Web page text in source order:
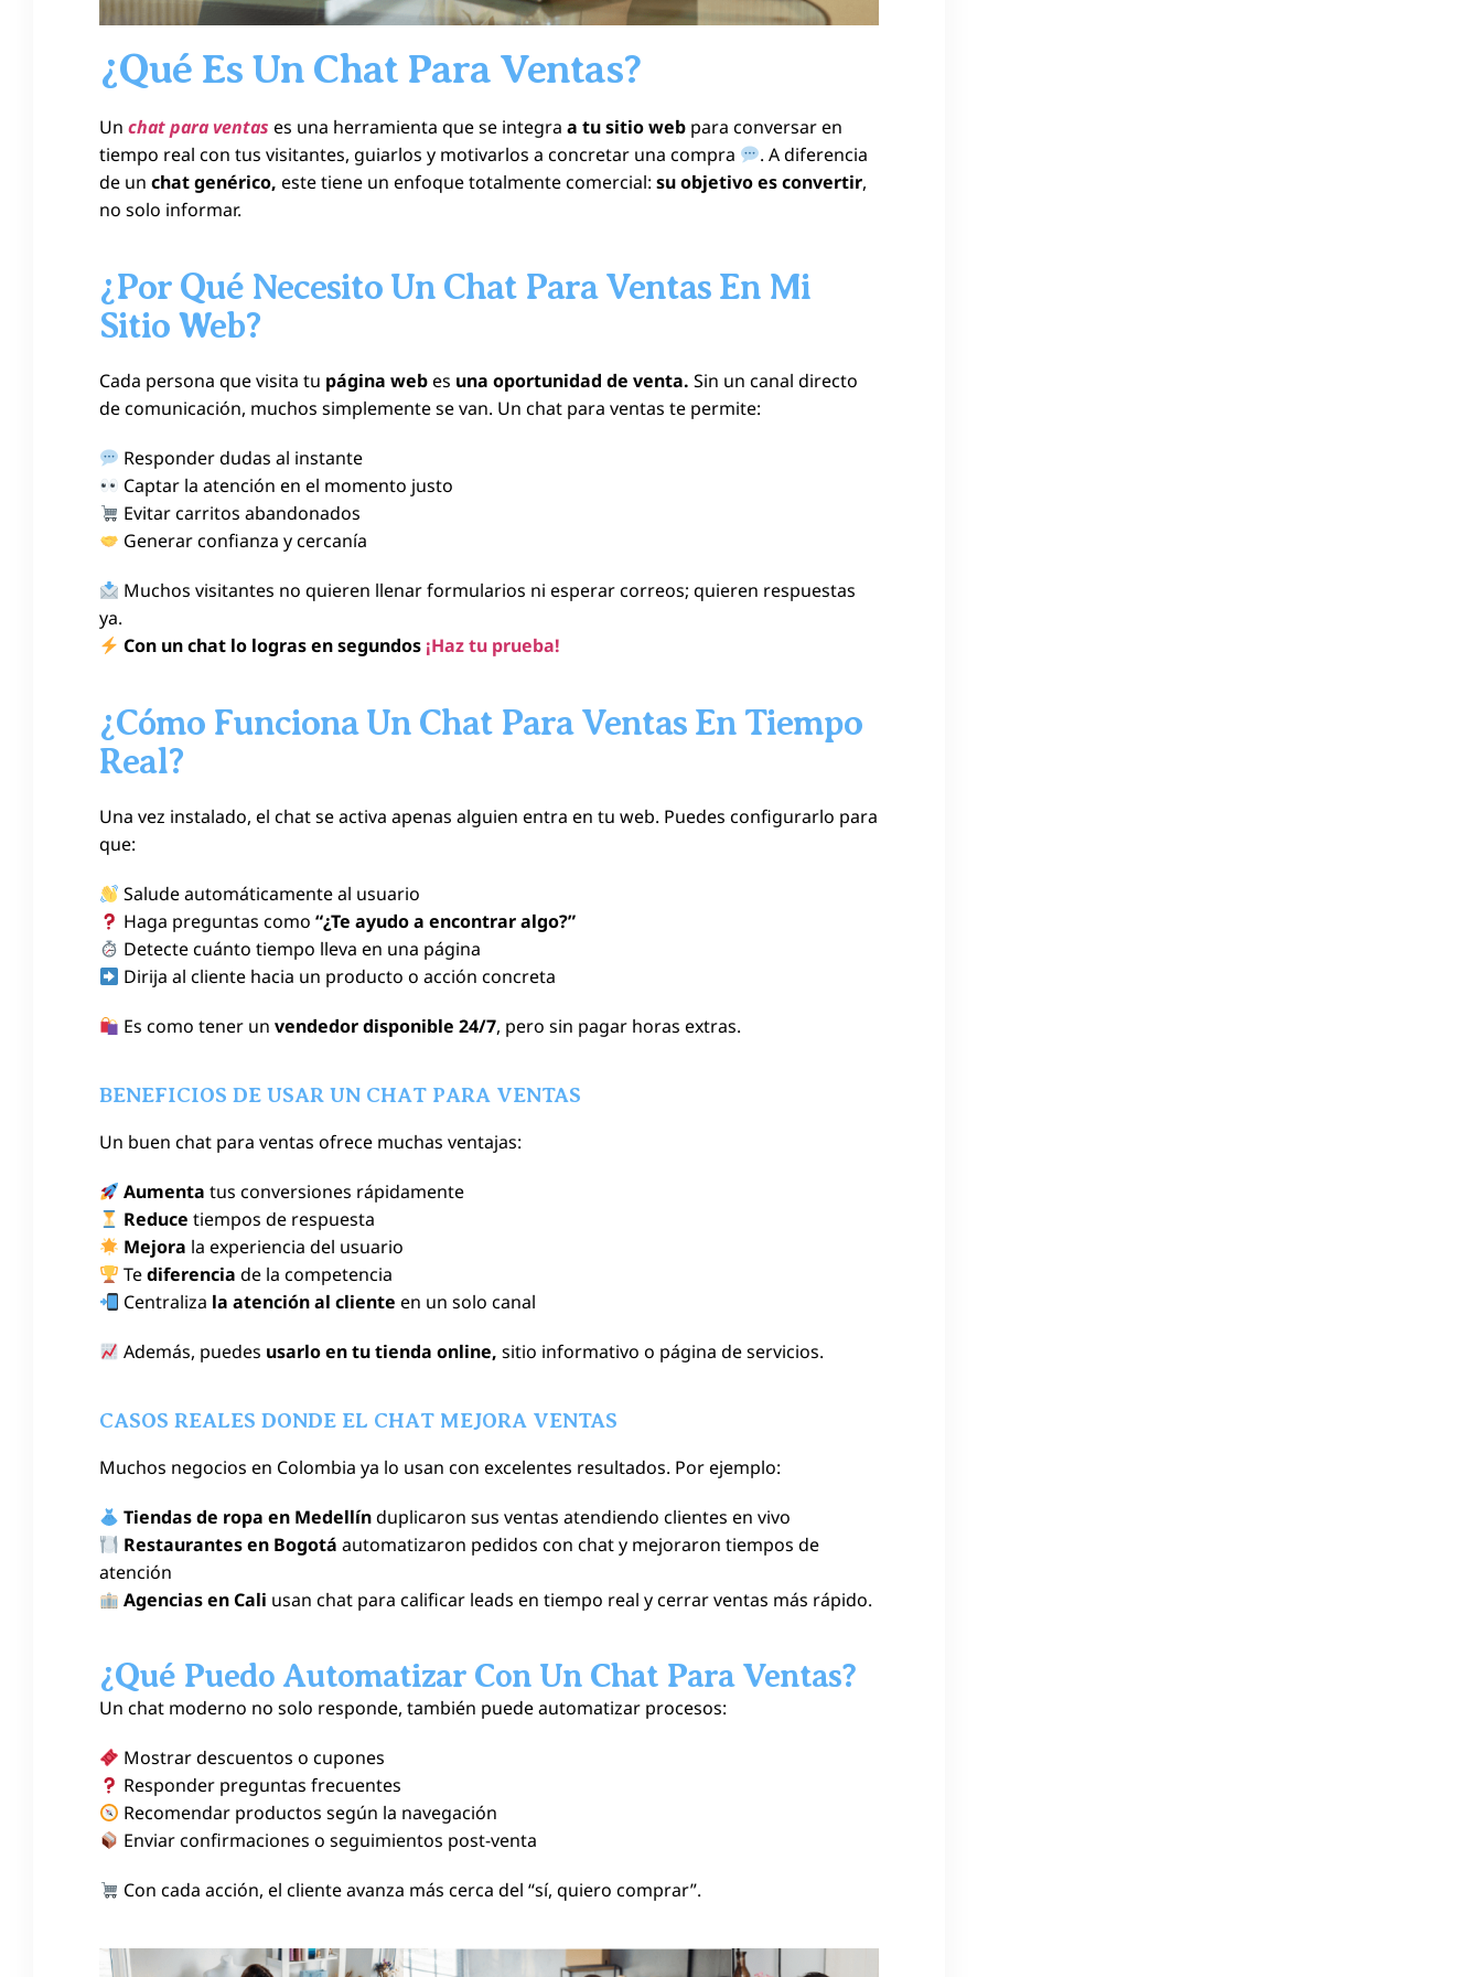
¿Qué Es Un Chat Para Ventas?
Un chat para ventas es una herramienta que se integra a tu sitio web para conversar en
tiempo real con tus visitantes, guiarlos y motivarlos a concretar una compra
. A diferencia
de un chat genérico, este tiene un enfoque totalmente comercial: su objetivo es convertir,
no solo informar.
¿Por Qué Necesito Un Chat Para Ventas En Mi
Sitio Web?
Cada persona que visita tu página webes una oportunidad de venta. Sin un canal directo
de comunicación, muchos simplemente se van. Un chat para ventas te permite:
Responder dudas al instante
Captar la atención en el momento justo
Evitar carritos abandonados
Generar confianza y cercanía
Muchos visitantes no quieren llenar formularios ni esperar correos; quieren respuestas
ya.
Con un chat lo logras en segundos ¡Haz tu prueba!
¿Cómo Funciona Un Chat Para Ventas En Tiempo
Real?
Una vez instalado, el chat se activa apenas alguien entra en tu web. Puedes configurarlo para
que:
Salude automáticamente al usuario
Haga preguntas como“¿Te ayudo a encontrar algo?”
Detecte cuánto tiempo lleva en una página
Dirija al cliente hacia un producto o acción concreta
Es como tener un vendedor disponible 24/7, pero sin pagar horas extras.
BENEFICIOS DE USAR UN CHAT PARA VENTAS
Un buen chat para ventas ofrece muchas ventajas:
Aumenta tus conversiones rápidamente
Reduce tiempos de respuesta
Mejora la experiencia del usuario
Tediferencia de la competencia
Centraliza la atención al cliente en un solo canal
Además, puedes usarlo en tu tienda online, sitio informativo o página de servicios.
CASOS REALES DONDE EL CHAT MEJORA VENTAS
Muchos negocios en Colombia ya lo usan con excelentes resultados. Por ejemplo:
Tiendas de ropa en Medellínduplicaron sus ventas atendiendo clientes en vivo
Restaurantes en Bogotá automatizaron pedidos con chat y mejoraron tiempos de
atención
Agencias en Cali usan chat para calificar leads en tiempo real y cerrar ventas más rápido.
¿Qué Puedo Automatizar Con Un Chat Para Ventas?
Un chat moderno no solo responde, también puede automatizar procesos:
Mostrar descuentos o cupones
Responder preguntas frecuentes
Recomendar productos según la navegación
Enviar confirmaciones o seguimientos post-venta
Con cada acción, el cliente avanza más cerca del “sí, quiero comprar”.